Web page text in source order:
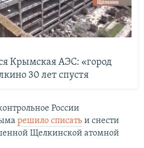
Крымская АЭС: «город
30 лет спустя
России
решило списать и снести
Щелкинской атомной